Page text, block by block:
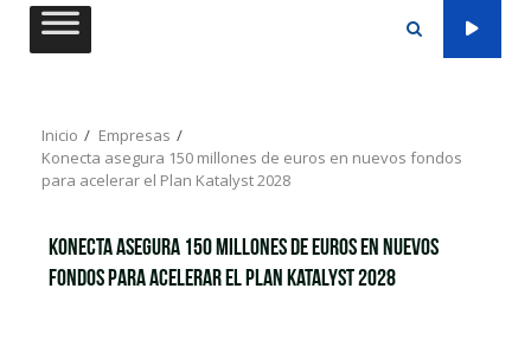
Saltar
Inicio
Empresas
Konecta asegura 150 millones de euros en nuevos fondos
para acelerar el Plan Katalyst 2028
Konecta asegura 150 millones de euros en nuevos
fondos para acelerar el Plan Katalyst 2028